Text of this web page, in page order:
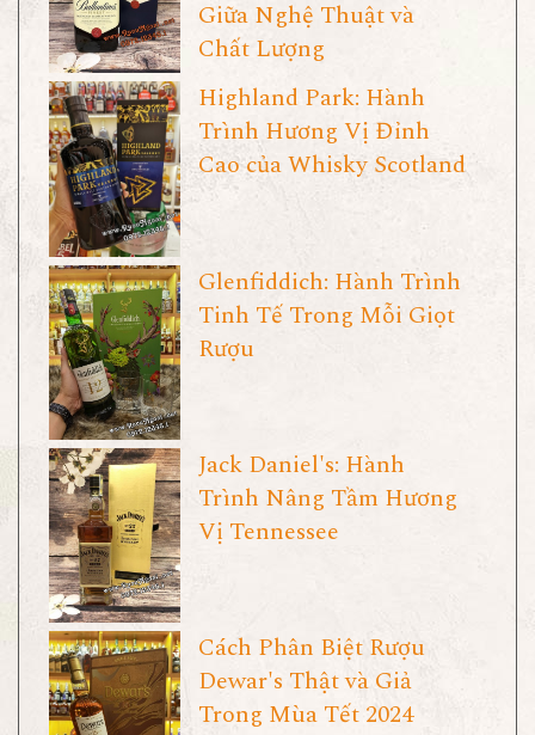
Giữa Nghệ Thuật và
Chất Lượng
Highland Park: Hành
Trình Hương Vị Đỉnh
Cao của Whisky Scotland
Glenfiddich: Hành Trình
Tinh Tế Trong Mỗi Giọt
Rượu
Jack Daniel's: Hành
Trình Nâng Tầm Hương
Vị Tennessee
Cách Phân Biệt Rượu
Dewar's Thật và Giả
Trong Mùa Tết 2024